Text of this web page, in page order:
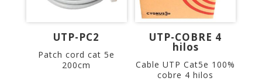
UTP-PC2
Patch cord cat 5e
200cm
UTP-COBRE 4
hilos
Cable UTP Cat5e 100%
cobre 4 hilos